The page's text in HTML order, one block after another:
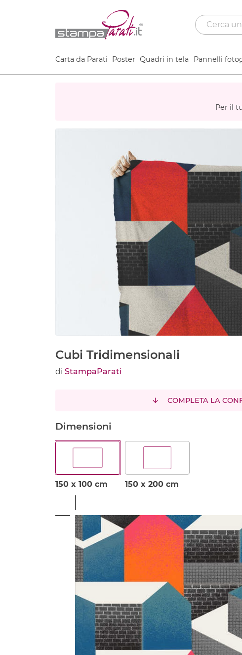
Carta da Parati Poster Quadri in tela Pannelli
Per il
Cubi Tridimensionali
di StampaParati
COMPLETA LA
Dimensioni
150 x 100 cm 150 x 200 cm